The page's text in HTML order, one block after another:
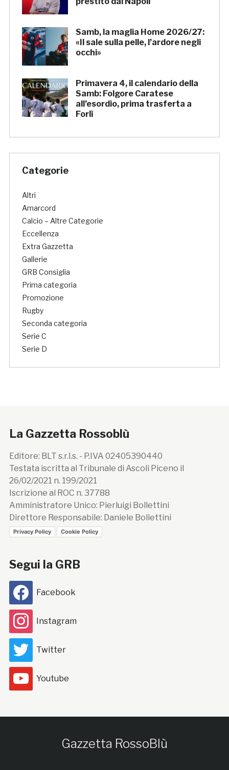
Samb, la maglia Home 2026/27:
«Il sale sulla pelle, l’ardore negli
occhi»
Primavera 4, il calendario della
Samb: Folgore Caratese
all’esordio, prima trasferta a
Forlì
Categorie
Altri
Amarcord
Calcio – Altre Categorie
Eccellenza
Extra Gazzetta
Gallerie
GRB Consiglia
Prima categoria
Promozione
Rugby
Seconda categoria
Serie C
Serie D
La Gazzetta Rossoblù
Editore: BLT s.r.l.s. - P.IVA 02405390440
Testata iscritta al Tribunale di Ascoli Piceno il
26/02/2021 n. 199/2021
Iscrizione al ROC n. 37788
Amministratore Unico: Pierluigi Bollettini
Direttore Responsabile: Daniele Bollettini
Privacy Policy Cookie Policy
Segui la GRB
Facebook
Instagram
Twitter
Youtube
Gazzetta RossoBlù